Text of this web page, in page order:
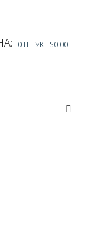
0 ШТУК - $0.00